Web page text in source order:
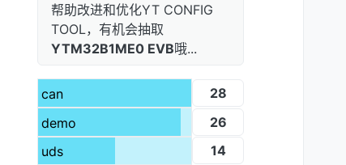
帮助改进和优化YT CONFIG
TOOL，有机会抽取
YTM32B1ME0 EVB哦...
can
28
demo
26
uds
14